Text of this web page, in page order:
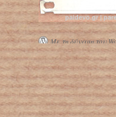
Δωρεάν
παιδιά
paidevo.gr |
Με τη δύναμη του